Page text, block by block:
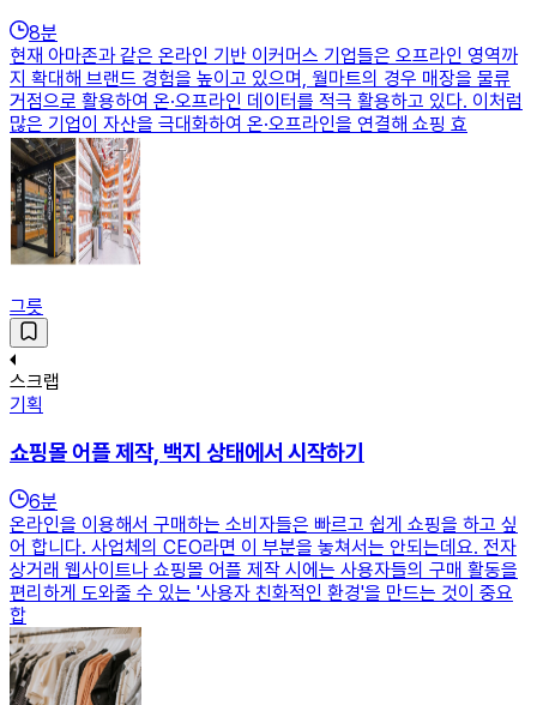
8분
현재 아마존과 같은 온라인 기반 이커머스 기업들은 오프라인 영역까
지 확대해 브랜드 경험을 높이고 있으며, 월마트의 경우 매장을 물류
거점으로 활용하여 온·오프라인 데이터를 적극 활용하고 있다. 이처럼
많은 기업이 자산을 극대화하여 온·오프라인을 연결해 쇼핑 효
그릇
스크랩
기획
쇼핑몰 어플 제작, 백지 상태에서 시작하기
6분
온라인을 이용해서 구매하는 소비자들은 빠르고 쉽게 쇼핑을 하고 싶
어 합니다. 사업체의 CEO라면 이 부분을 놓쳐서는 안되는데요. 전자
상거래 웹사이트나 쇼핑몰 어플 제작 시에는 사용자들의 구매 활동을
편리하게 도와줄 수 있는 '사용자 친화적인 환경'을 만드는 것이 중요
합